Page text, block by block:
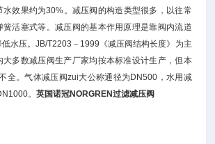
水效果约为30%。减压阀的构造类型很多，以往常
簧活塞式等。减压阀的基本作用原理是靠阀内流道
水压。JB/T2203－1999《减压阀结构长度》为主
大多数减压阀生产厂家均按本标准设计生产，但本
全。气体减压阀zui大公称通径为DN500，水用减
。英国诺冠NORGREN过滤减压阀